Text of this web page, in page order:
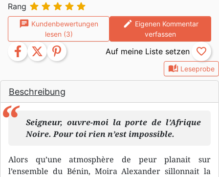
auto_stories Leseprobe
Beschreibung
Seigneur, ouvre-moi la porte de l’Afrique
Noire. Pour toi rien n’est impossible.
Alors qu’une atmosphère de peur planait sur
l’ensemble du Bénin, Moira Alexander sillonnait la
Rang     
chat Kundenbewertungen
lesen (3)
edit Eigenen Kommentar
verfassen
facebook twitter pinterest favorite_border